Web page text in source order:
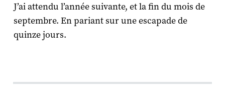
J’ai attendu l’année suivante, et la fin du mois de
septembre. En pariant sur une escapade de
quinze jours.